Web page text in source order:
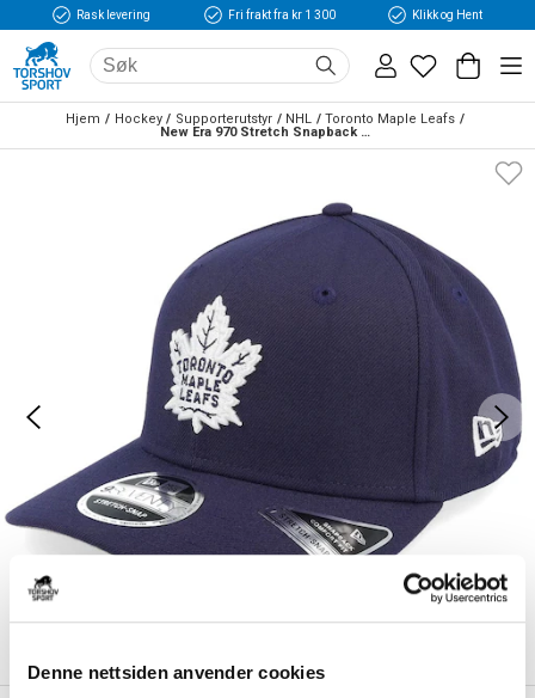
Denne nettsiden anvender cookies
Rask levering Fri frakt fra kr 1 300 Klikk og Hent
Hjem Hockey Supporterutstyr NHL
Toronto Maple Leafs
New Era 970 Stretch Snapback Toronto Maple Leafs